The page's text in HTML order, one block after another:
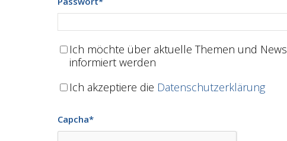
Ich möchte über aktuelle Themen und News
informiert werden
Ich akzeptiere die Datenschutzerklärung
Capcha*